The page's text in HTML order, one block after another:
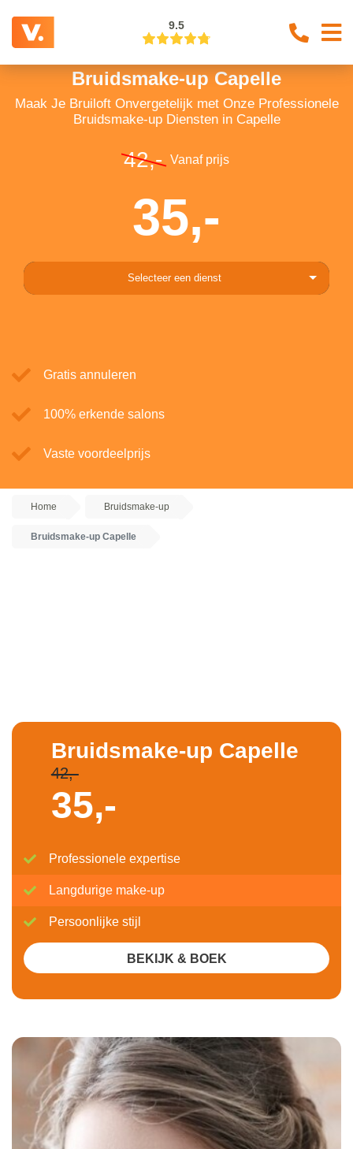
9.5
Bruidsmake-up Capelle
Maak Je Bruiloft Onvergetelijk met Onze Professionele
Bruidsmake-up Diensten in Capelle
42,- Vanaf prijs
35,-
Selecteer een dienst
Gratis annuleren
100% erkende salons
Vaste voordeelprijs
Home Bruidsmake-up
Bruidsmake-up Capelle
Bruidsmake-up Capelle
42,-
35,-
Professionele expertise
Langdurige make-up
Persoonlijke stijl
BEKIJK & BOEK